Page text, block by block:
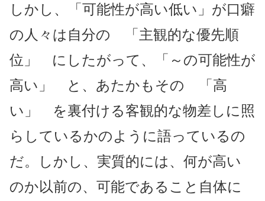
しかし、「可能性が高い低い」が口癖
の人々は自分の 「主観的な優先順
位」 にしたがって、「～の可能性が
高い」 と、あたかもその 「高
い」 を裏付ける客観的な物差しに照
らしているかのように語っているの
だ。しかし、実質的には、何が高い
のか以前の、可能であること自体に